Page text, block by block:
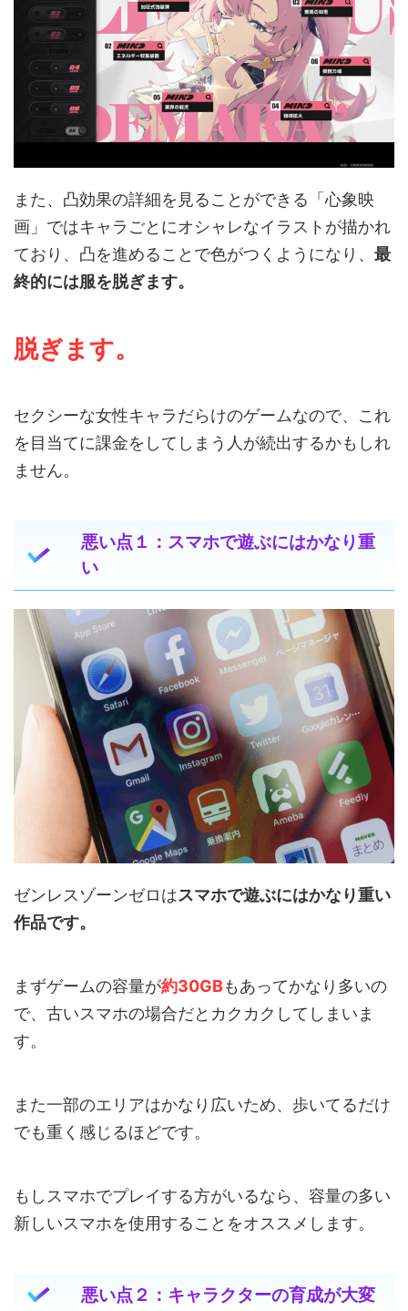
また、凸効果の詳細を見ることができる「心象映
画」ではキャラごとにオシャレなイラストが描かれ
ており、凸を進めることで色がつくようになり、 最
終的には服を脱ぎます。
脱ぎます。
セクシーな女性キャラだらけのゲームなので、これ
を目当てに課金をしてしまう人が続出するかもしれ
ません。
悪い点１：スマホで遊ぶにはかなり重
い
ゼンレスゾーンゼロはスマホで遊ぶにはかなり重い
作品です。
まずゲームの容量が約30GBもあってかなり多いの
で、古いスマホの場合だとカクカクしてしまいま
す。
また一部のエリアはかなり広いため、歩いてるだけ
でも重く感じるほどです。
もしスマホでプレイする方がいるなら、容量の多い
新しいスマホを使用することをオススメします。
悪い点２：キャラクターの育成が大変